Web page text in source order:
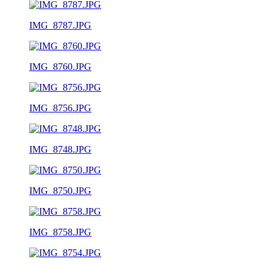
IMG_8787.JPG
IMG_8760.JPG
IMG_8756.JPG
IMG_8748.JPG
IMG_8750.JPG
IMG_8758.JPG